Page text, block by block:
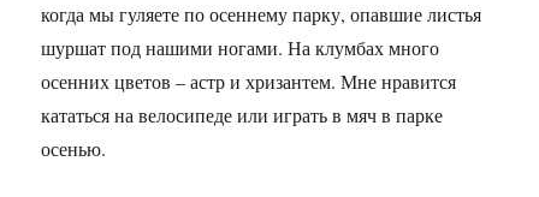
когда мы гуляете по осеннему парку, опавшие листья
шуршат под нашими ногами. На клумбах много
осенних цветов – астр и хризантем. Мне нравится
кататься на велосипеде или играть в мяч в парке
осенью.